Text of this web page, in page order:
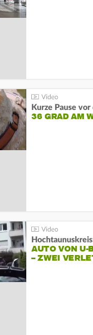
Kurze Pause
36 GRAD AM
AUTO VON U-
– ZWEI